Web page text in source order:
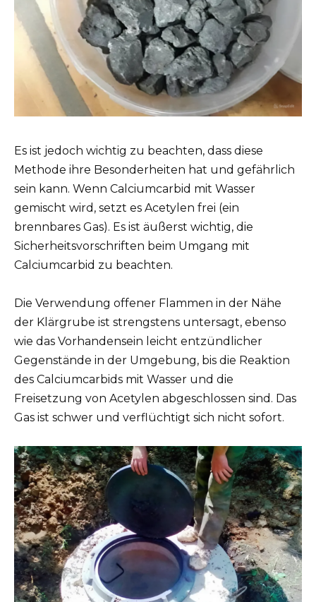
Es ist jedoch wichtig zu beachten, dass diese
Methode ihre Besonderheiten hat und gefährlich
sein kann. Wenn Calciumcarbid mit Wasser
gemischt wird, setzt es Acetylen frei (ein
brennbares Gas). Es ist äußerst wichtig, die
Sicherheitsvorschriften beim Umgang mit
Calciumcarbid zu beachten.
Die Verwendung offener Flammen in der Nähe
der Klärgrube ist strengstens untersagt, ebenso
wie das Vorhandensein leicht entzündlicher
Gegenstände in der Umgebung, bis die Reaktion
des Calciumcarbids mit Wasser und die
Freisetzung von Acetylen abgeschlossen sind. Das
Gas ist schwer und verflüchtigt sich nicht sofort.